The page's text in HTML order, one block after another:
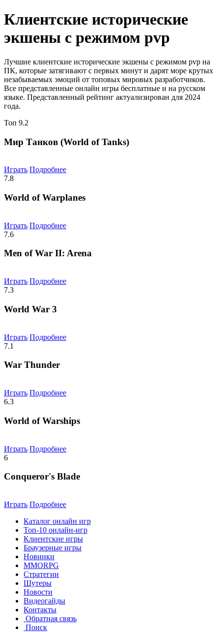
Клиентские исторические
экшены с режимом pvp
Лучшие клиентские исторические экшены с режимом pvp на
ПК, которые затягивают с первых минут и дарят море крутых
незабываемых эмоций от топовых мировых разработчиков.
Все представленные онлайн игры бесплатные и на русском
языке. Представленный рейтинг актуализирован для 2024
года.
Топ 9.2
Мир Танков (World of Tanks)
Играть Подробнее
7.8
World of Warplanes
Играть Подробнее
7.6
Men of War II: Arena
Играть Подробнее
7.3
World War 3
Играть Подробнее
7.1
War Thunder
Играть Подробнее
6.3
World of Warships
Играть Подробнее
6
Conqueror's Blade
Играть Подробнее
Каталог онлайн игр
Топ-10 онлайн-игр
Клиентские игры
Браузерные игры
Новинки
MMORPG
Стратегии
Шутеры
Новости
Видеогайды
Контакты
Обратная связь
Поиск